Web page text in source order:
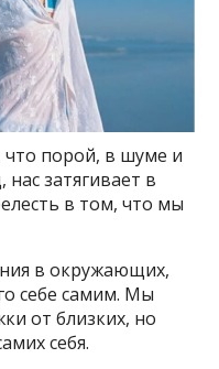
что порой, в шуме и
затягивает в
в том, что мы
в окружающих,
себе самим. Мы
от близких, но
себя.